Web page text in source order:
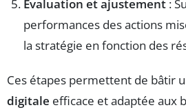
Évaluation et ajustement :
performances des actions
la stratégie en fonction des
Ces étapes permettent de bâtir
digitale efficace et adaptée aux